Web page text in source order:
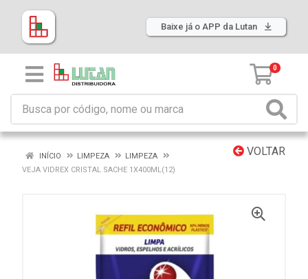
Baixe já o APP da Lutan
0
VOLTAR
INÍCIO LIMPEZA
LIMPEZA
VEJA VIDREX CRISTAL SACHE 1X400ML(12)